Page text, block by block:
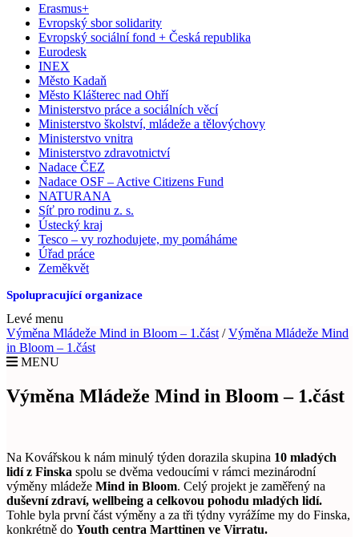
Erasmus+
Evropský sbor solidarity
Evropský sociální fond + Česká republika
Eurodesk
INEX
Město Kadaň
Město Klášterec nad Ohří
Ministerstvo práce a sociálních věcí
Ministerstvo školství, mládeže a tělovýchovy
Ministerstvo vnitra
Ministerstvo zdravotnictví
Nadace ČEZ
Nadace OSF – Active Citizens Fund
NATURANA
Síť pro rodinu z. s.
Ústecký kraj
Tesco – vy rozhodujete, my pomáháme
Úřad práce
Zeměkvět
Spolupracující organizace
Levé menu
Výměna Mládeže Mind in Bloom – 1.část /Výměna Mládeže Mind
in Bloom – 1.část
MENU
Výměna Mládeže Mind in Bloom – 1.část
Na Kovářskou k nám minulý týden dorazila skupina 10 mladých
lidí z Finska spolu se dvěma vedoucími v rámci mezinárodní
výměny mládeže Mind in Bloom. Celý projekt je zaměřený na
duševní zdraví, wellbeing a celkovou pohodu mladých lidí.
Tohle byla první část výměny a za tři týdny vyrážíme my do Finska,
konkrétně do Youth centra Marttinen ve Virratu.